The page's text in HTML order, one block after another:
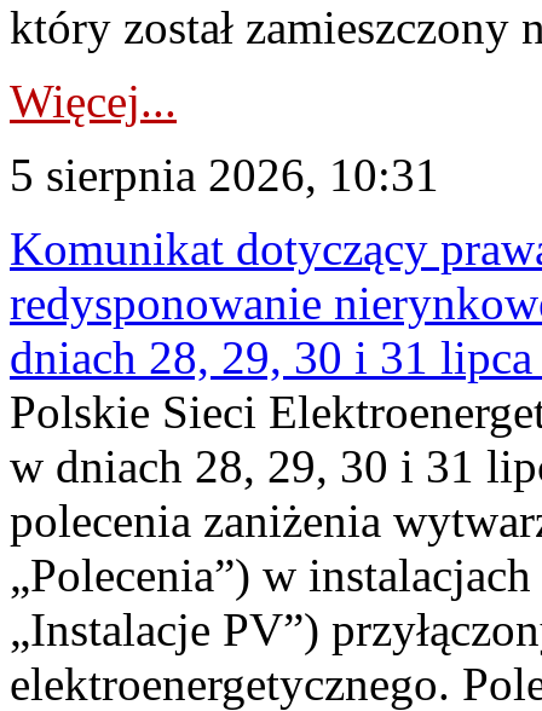
który został zamieszczony
Więcej...
5 sierpnia 2026, 10:31
Komunikat dotyczący
redysponowanie
dniach 28, 29, 30 i 31
Polskie Sieci
w dniach 28, 29, 30 i 31
polecenia zaniżenia
„Polecenia”) w
„Instalacje PV”)
elektroenergetycznego.